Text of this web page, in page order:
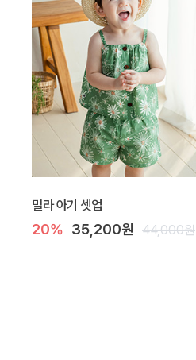
밀라 아기 셋업
20% 35,200원 44,000원